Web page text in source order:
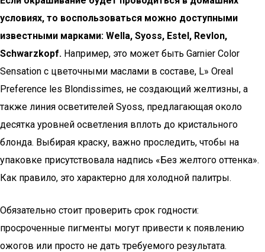
условиях, то воспользоваться можно доступными
известными марками: Wella, Syoss, Estel, Revlon,
Schwarzkopf. Например, это может быть Garnier Color
Sensation с цветочными маслами в составе, L» Oreal
Preference les Blondissimes, не создающий желтизны, а
также линия осветителей Syoss, предлагающая около
десятка уровней осветления вплоть до кристального
блонда. Выбирая краску, важно проследить, чтобы на
упаковке присутствовала надпись «Без желтого оттенка».
Как правило, это характерно для холодной палитры.
Обязательно стоит проверить срок годности:
просроченные пигменты могут привести к появлению
ожогов или просто не дать требуемого результата.